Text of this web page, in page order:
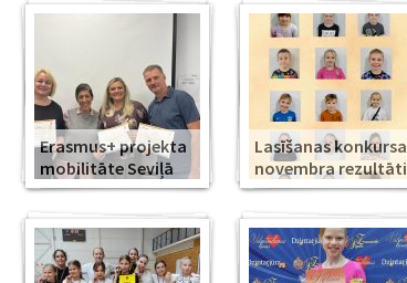
Erasmus+ projekta
mobilitāte Seviļā
Lasīšanas konkursa
novembra rezultāti